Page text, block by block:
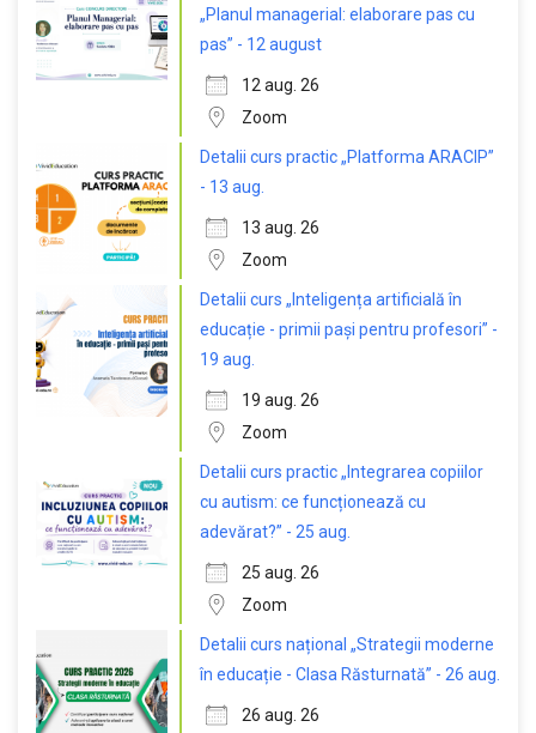
„Planul managerial: elaborare pas cu
pas” - 12 august
12 aug. 26
Zoom
Detalii curs practic „Platforma ARACIP”
- 13 aug.
13 aug. 26
Zoom
Detalii curs „Inteligența artificială în
educație - primii pași pentru profesori” -
19 aug.
19 aug. 26
Zoom
Detalii curs practic „Integrarea copiilor
cu autism: ce funcționează cu
adevărat?” - 25 aug.
25 aug. 26
Zoom
Detalii curs național „Strategii moderne
în educație - Clasa Răsturnată” - 26 aug.
26 aug. 26